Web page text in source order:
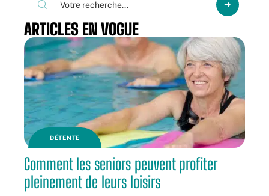
ARTICLES EN VOGUE
DÉTENTE
Comment les seniors peuvent profiter
pleinement de leurs loisirs